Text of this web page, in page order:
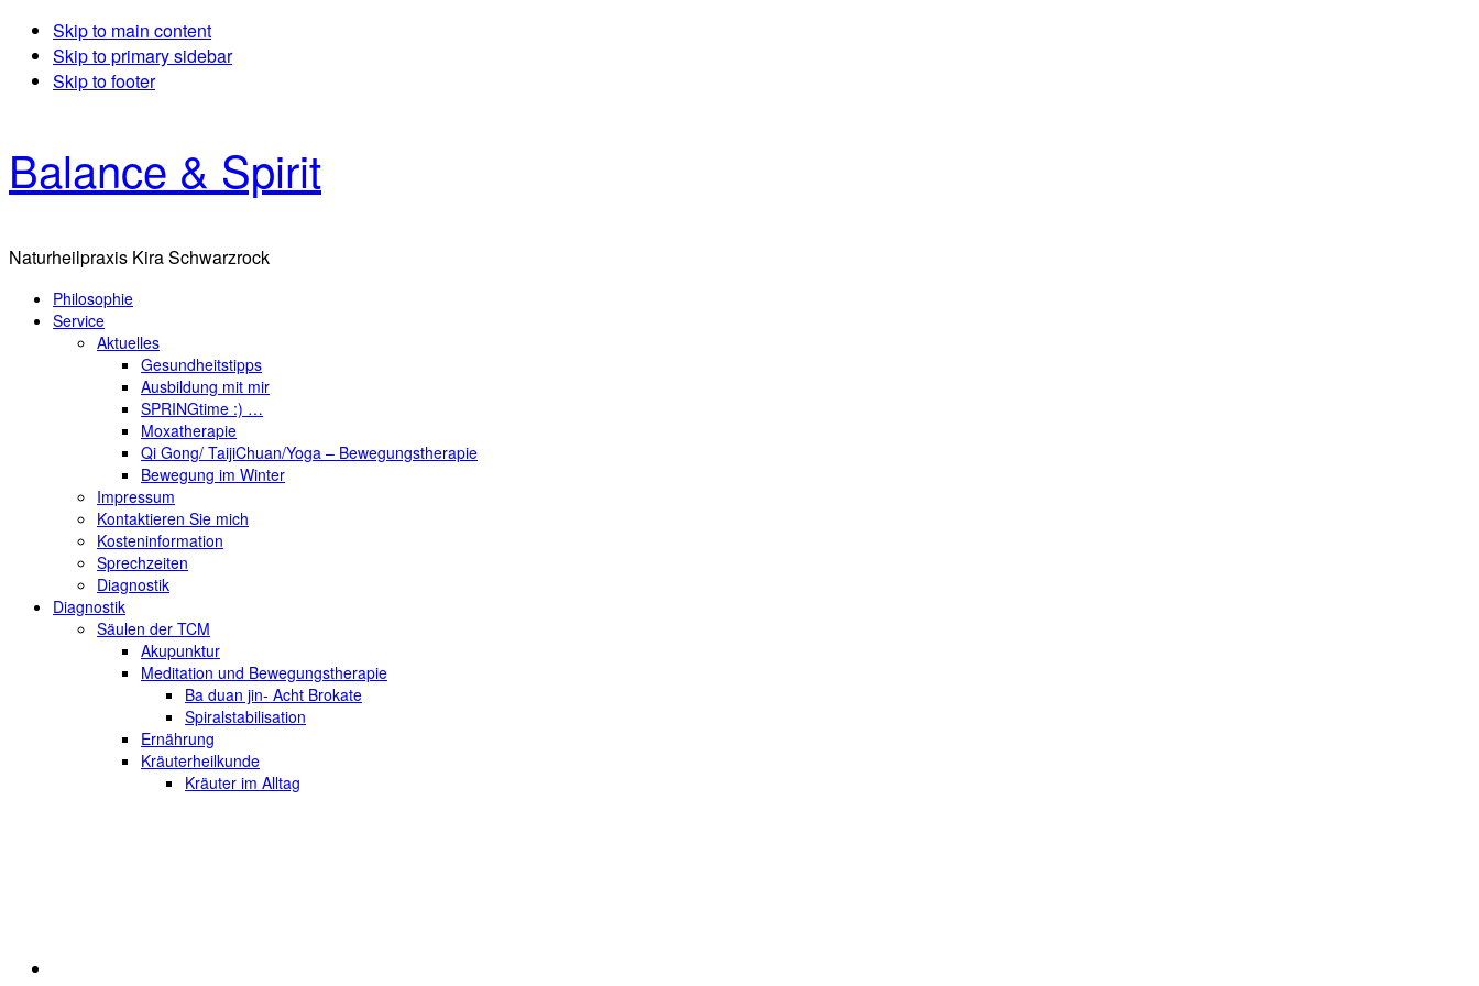
Skip to main content
Skip to primary sidebar
Skip to footer
Balance & Spirit
Naturheilpraxis Kira Schwarzrock
Philosophie
Service
Aktuelles
Gesundheitstipps
Ausbildung mit mir
SPRINGtime :) …
Moxatherapie
Qi Gong/ TaijiChuan/Yoga – Bewegungstherapie
Bewegung im Winter
Impressum
Kontaktieren Sie mich
Kosteninformation
Sprechzeiten
Diagnostik
Diagnostik
Säulen der TCM
Akupunktur
Meditation und Bewegungstherapie
Ba duan jin- Acht Brokate
Spiralstabilisation
Ernährung
Kräuterheilkunde
Kräuter im Alltag